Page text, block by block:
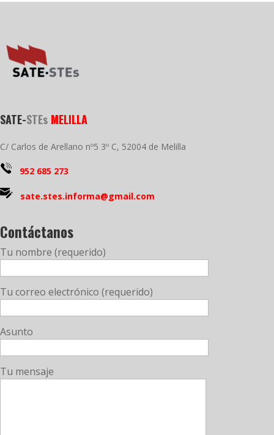
SATE-STEs MELILLA
C/ Carlos de Arellano nº5 3º C, 52004 de Melilla
952 685 273
sate.stes.informa@gmail.com
Contáctanos
Tu nombre (requerido)
Tu correo electrónico (requerido)
Asunto
Tu mensaje